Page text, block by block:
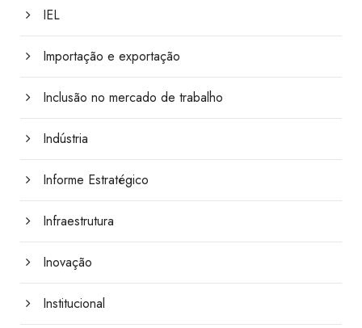
IEL
Importação e exportação
Inclusão no mercado de trabalho
Indústria
Informe Estratégico
Infraestrutura
Inovação
Institucional